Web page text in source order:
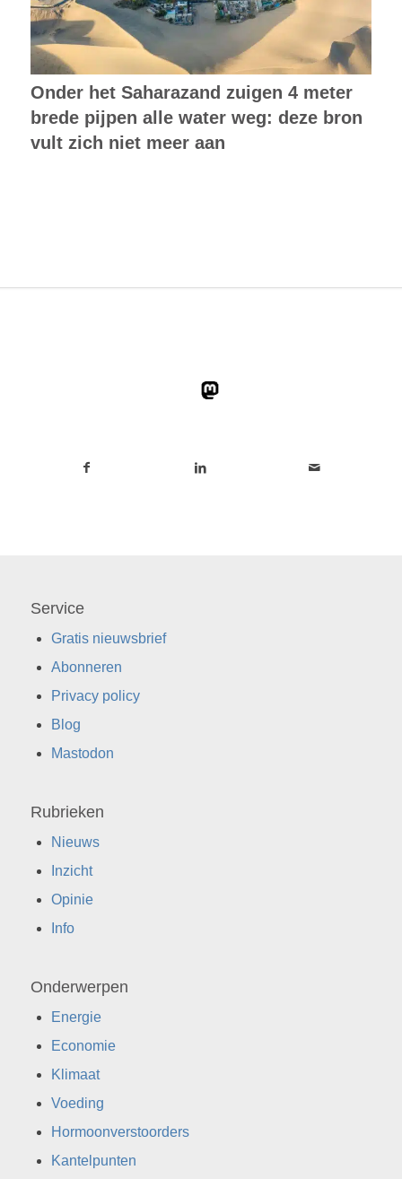
Onder het Saharazand zuigen 4 meter
brede pijpen alle water weg: deze bron
vult zich niet meer aan
Service
Gratis nieuwsbrief
Abonneren
Privacy policy
Blog
Mastodon
Rubrieken
Nieuws
Inzicht
Opinie
Info
Onderwerpen
Energie
Economie
Klimaat
Voeding
Hormoonverstoorders
Kantelpunten